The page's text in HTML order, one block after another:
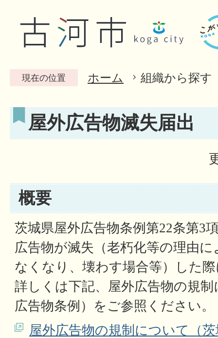
現在の位置 ホーム 組織から探す
屋外広告物滅失届出
概要
茨城県屋外広告物条例第22条第3
広告物が滅失（老朽化等の理由
なくなり、壊わす場合等）した
詳しくは下記、屋外広告物の規
広告物条例）をご参照ください。
屋外広告物の規制について（